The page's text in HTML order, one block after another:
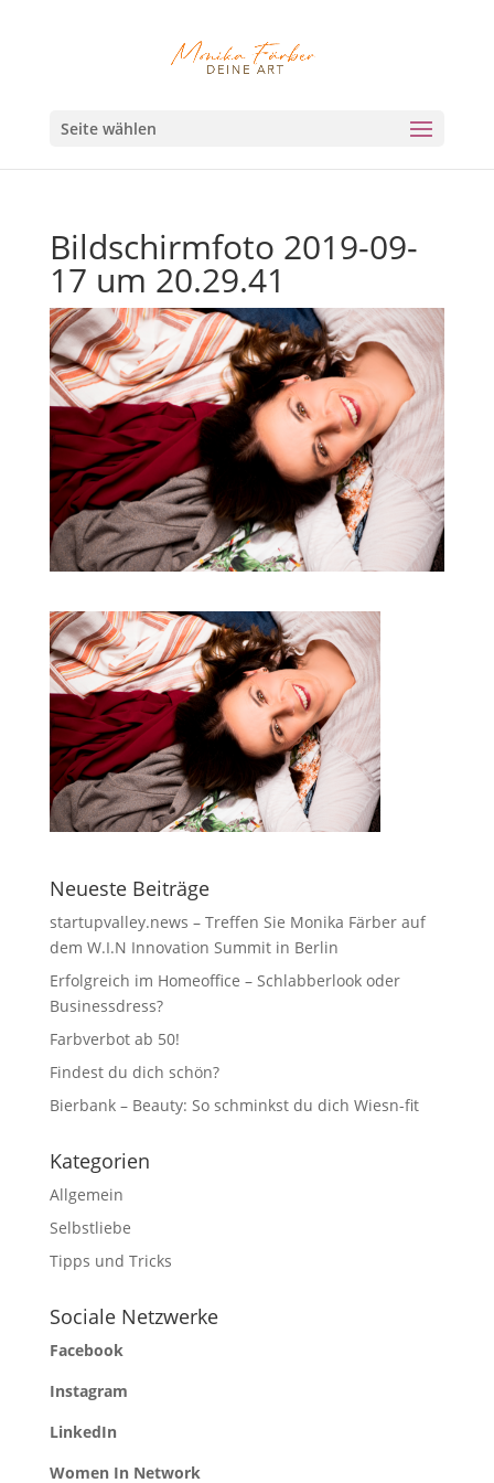
Seite wählen
Bildschirmfoto 2019-09-
17 um 20.29.41
Neueste Beiträge
startupvalley.news – Treffen Sie Monika Färber auf
dem W.I.N Innovation Summit in Berlin
Erfolgreich im Homeoffice – Schlabberlook oder
Businessdress?
Farbverbot ab 50!
Findest du dich schön?
Bierbank – Beauty: So schminkst du dich Wiesn-fit
Kategorien
Allgemein
Selbstliebe
Tipps und Tricks
Sociale Netzwerke
Facebook
Instagram
LinkedIn
Women In Network